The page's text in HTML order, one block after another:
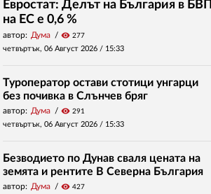
Евростат: Делът на България в БВП
на ЕС е 0,6 %
автор: Дума visibility 277
четвъртък, 06 Август 2026 / 15:33
Туроператор остави стотици унгарци
без почивка в Слънчев бряг
автор: Дума visibility 291
четвъртък, 06 Август 2026 / 15:33
Безводието по Дунав сваля цената на
земята и рентите В Северна България
автор: Дума visibility 427